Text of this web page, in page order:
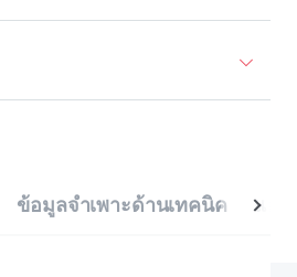
ข้อมูลจําเพาะด้านเทคนิค แอป